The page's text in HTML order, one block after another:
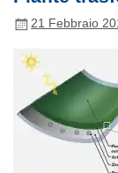
21 Febbraio